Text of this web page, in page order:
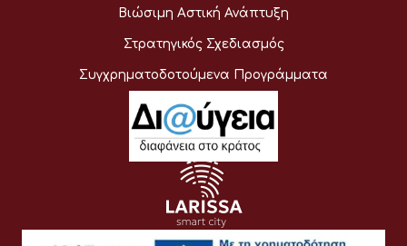
Βιώσιμη Αστική Ανάπτυξη
Στρατηγικός Σχεδιασμός
Συγχρηματοδοτούμενα Προγράμματα